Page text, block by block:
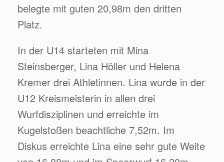
belegte mit guten 20,98m den dritten
Platz.
In der U14 starteten mit Mina
Steinsberger, Lina Höller und Helena
Kremer drei Athletinnen. Lina wurde in der
U12 Kreismeisterin in allen drei
Wurfdisziplinen und erreichte im
Kugelstoßen beachtliche 7,52m. Im
Diskus erreichte Lina eine sehr gute Weite